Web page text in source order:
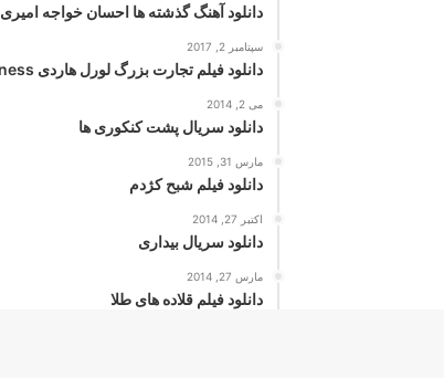
دانلود آهنگ گذشته ها احسان خواجه امیری
سپتامبر 2, 2017
دانلود فیلم تجارت بزرگ لورل هاردی Big Business
می 2, 2014
دانلود سریال پشت کنکوری ها
مارس 31, 2015
دانلود فیلم شبح کژدم
اکتبر 27, 2014
دانلود سریال بیداری
مارس 27, 2014
دانلود فیلم قلاده های طلا